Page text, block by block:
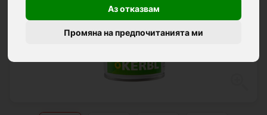
Аз отказвам
Промяна на предпочитанията ми